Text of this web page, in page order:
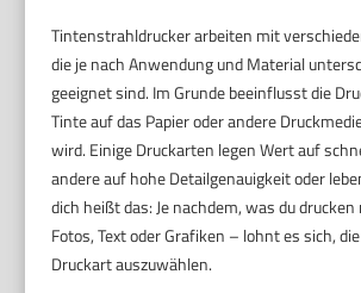
Tintenstrahldrucker arbeiten mit
die je nach Anwendung und Material
geeignet sind. Im Grunde beeinflusst die
Tinte auf das Papier oder andere
wird. Einige Druckarten legen Wert auf
andere auf hohe Detailgenauigkeit oder
dich heißt das: Je nachdem, was du
Fotos, Text oder Grafiken – lohnt es sich,
Druckart auszuwählen.